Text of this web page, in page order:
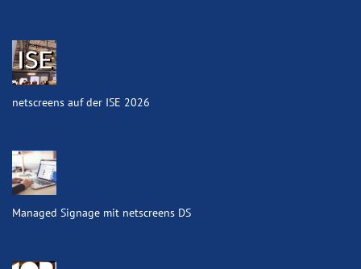
netscreens auf der ISE 2026
Managed Signage mit netscreens DS